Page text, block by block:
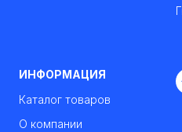
ИНФОРМАЦИЯ
Каталог товаров
О компании